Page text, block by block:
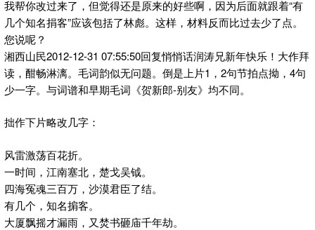
我帮你改过来了，但觉得还是原来的好些啊，因为后面就跟着“有
几个知名捐客”应该包括了林彪。这样，材料反而比过去少了点。
您说呢？
湘西山民2012-12-31 07:55:50回复悄悄话润涛兄新年快乐！大作拜
读，酣畅淋漓。毛词韵似无问题。倒是上片1，2句节拍点拗，4句
少一字。与词谱和早期毛词《贺新郎-别友》均不同。
拙作下片略改几字：
风雷激荡百花折。
一时间，江南塞北，楚戈吴钺。
四海冤魂三百万，沙漠君臣了结。
有几个，知名掮客。
大厦飘摇才漏雨，又焚书砸庙千年劫。